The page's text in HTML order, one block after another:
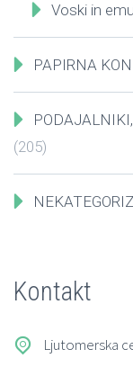
Voski in
PAPIRNA
(205)
Kontakt
Ljutomerska